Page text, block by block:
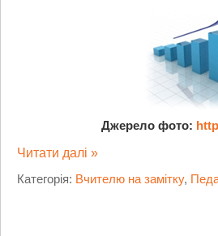
Джерело фото:
Читати далі »
Категорія: Вчителю на замітку,